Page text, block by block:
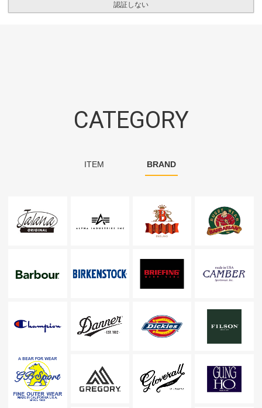
認証しない
CATEGORY
ITEM BRAND